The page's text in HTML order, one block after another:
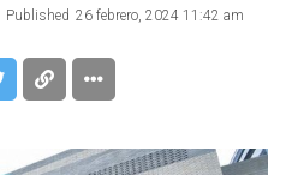
Published 26 febrero, 2024 11:42 am